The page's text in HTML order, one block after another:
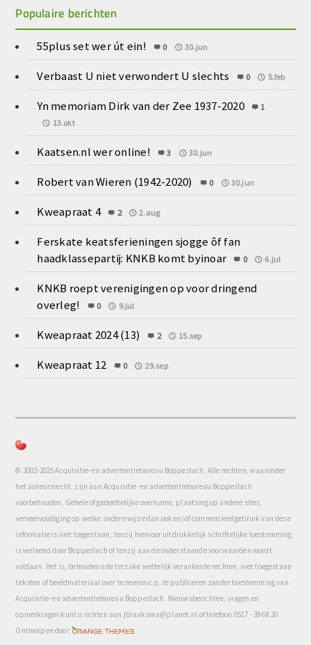
Populaire berichten
55plus set wer út ein! 0 30.jun
Verbaast U niet verwondert U slechts 0 5.feb
Yn memoriam Dirk van der Zee 1937-2020
1
13.okt
Kaatsen.nl wer online! 3 30.jun
Robert van Wieren (1942-2020) 0 30.jun
Kweapraat 4 2 2.aug
Ferskate keatsferieningen sjogge ôf fan
haadklassepartij: KNKB komt byinoar
0 6.jul
KNKB roept verenigingen op voor dringend
overleg!
0 9.jul
Kweapraat 2024 (13) 2 15.sep
Kweapraat 12 0 29.sep
© 2002-2025 Acquisitie- en advertentiebureau Boppeslach, Alle rechten, waaronder
het auteursrecht, zijn aan Acquisitie- en advertentiebureau Boppeslach
voorbehouden. Gehele of gedeeltelijke overname, plaatsing op andere sites,
verveelvoudiging op welke andere wijze dan ook en/of commercieel gebruik van deze
informatie is niet toegestaan, tenzij hiervoor uitdrukkelijk schriftelijke toestemming
is verleend door Boppeslach of tenzij aan de onderstaande voorwaarden wordt
voldaan. Het is, behoudens de terzake wettelijk verankerde rechten, niet toegestaan
teksten of beeldmateriaal over te nemen c.q. te publiceren zonder toestemming van
Acquisitie- en advertentiebureau Boppeslach. Nieuwsberichten, vragen en
opmerkingen kunt u richten aan jbraaksma@planet.nl of telefoon 0517 - 39 68 20
Ontworpen door